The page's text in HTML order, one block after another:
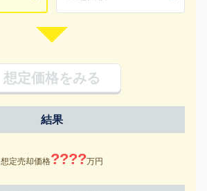
想定価格をみる
結果
想定売却価格????万円